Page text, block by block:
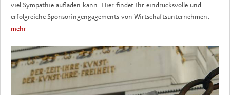
viel Sympathie aufladen kann. Hier findet Ihr eindrucksvolle und
erfolgreiche Sponsoringengagements von Wirtschaftsunternehmen.
mehr